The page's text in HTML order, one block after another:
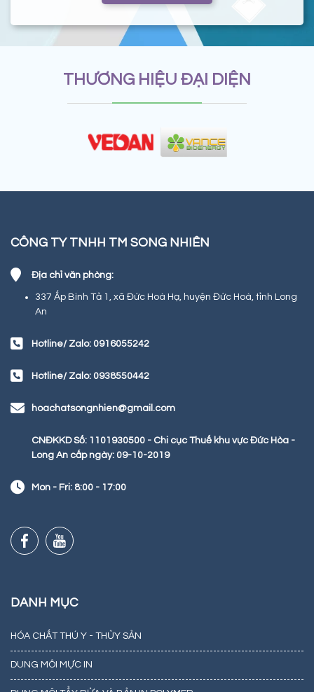
THƯƠNG HIỆU ĐẠI DIỆN
CÔNG TY TNHH TM SONG NHIÊN
Địa chỉ văn phòng:
337 Ấp Bình Tả 1, xã Đức Hoà Hạ, huyện Đức Hoà, tỉnh Long
An
Hotline/ Zalo: 0916055242
Hotline/ Zalo: 0938550442
hoachatsongnhien@gmail.com
CNĐKKD Số: 1101930500 - Chi cục Thuế khu vực Đức Hòa -
Long An cấp ngày: 09-10-2019
Mon - Fri: 8:00 - 17:00
DANH MỤC
HÓA CHẤT THÚ Y - THỦY SẢN
DUNG MÔI MỰC IN